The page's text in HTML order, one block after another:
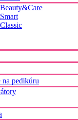
Beauty&Care
Smart
Classic
na pedikúru